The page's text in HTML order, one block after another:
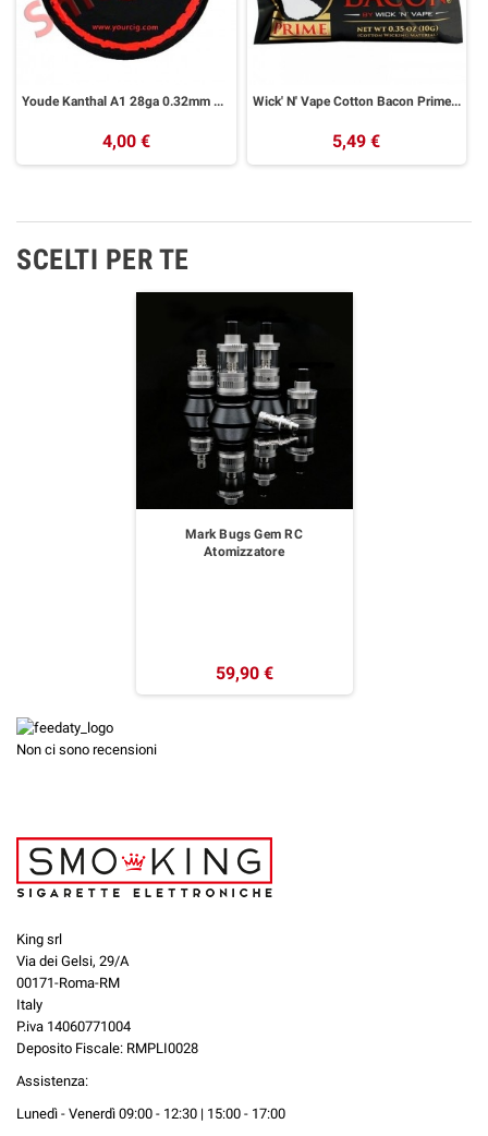
Youde Kanthal A1 28ga 0.32mm 10ml
4,00 €
Wick' N' Vape Cotton Bacon Prime Cotone
5,49 €
SCELTI PER TE
Mark Bugs Gem RC
Atomizzatore
59,90 €
Non ci sono recensioni
King srl
Via dei Gelsi, 29/A
00171-Roma-RM
Italy
P.iva 14060771004
Deposito Fiscale: RMPLI0028
Assistenza:
Lunedì - Venerdì 09:00 - 12:30 | 15:00 - 17:00